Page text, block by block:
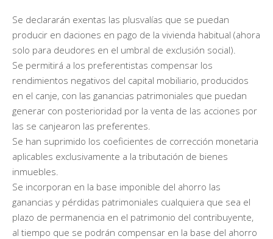
Se declararán exentas las plusvalías que se puedan
producir en daciones en pago de la vivienda habitual (ahora
solo para deudores en el umbral de exclusión social).
Se permitirá a los preferentistas compensar los
rendimientos negativos del capital mobiliario, producidos
en el canje, con las ganancias patrimoniales que puedan
generar con posterioridad por la venta de las acciones por
las se canjearon las preferentes.
Se han suprimido los coeficientes de corrección monetaria
aplicables exclusivamente a la tributación de bienes
inmuebles.
Se incorporan en la base imponible del ahorro las
ganancias y pérdidas patrimoniales cualquiera que sea el
plazo de permanencia en el patrimonio del contribuyente,
al tiempo que se podrán compensar en la base del ahorro